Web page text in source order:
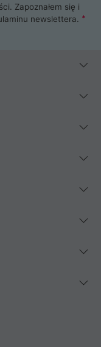
Zapoznałem się i
newslettera.